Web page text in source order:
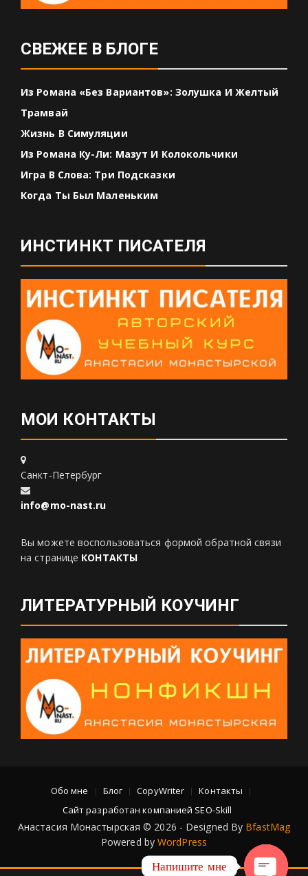
СВЕЖЕЕ В БЛОГЕ
Из Романа «Без Вариантов»: Золушка И Желтый
Трамвай
Жизнь В Симуляции
Из Романа Ку-Ли: Мазут И Колокольчики
Игра В Слова: Три Подсказки
Когда Ты Был Маленьким
ИНСТИНКТ ПИСАТЕЛЯ
МОИ КОНТАКТЫ
Санкт-Петербург
info@mo-nast.ru
Вы можете воспользоваться формой обратной связи
на странице КОНТАКТЫ
ЛИТЕРАТУРНЫЙ КОУЧИНГ
Обо мне Блог CopyWriter
Контакты
Сайт разработан компанией SEO-Skill
Анастасия Монастырская © 2026 - Designed By BfastMag
Powered byWordPress
Напишите мне